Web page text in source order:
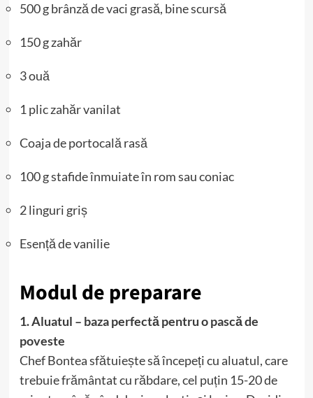
500 g brânză de vaci grasă, bine scursă
150 g zahăr
3 ouă
1 plic zahăr vanilat
Coaja de portocală rasă
100 g stafide înmuiate în rom sau coniac
2 linguri griș
Esență de vanilie
Modul de preparare
1. Aluatul – baza perfectă pentru o pască de
poveste
Chef Bontea sfătuiește să începeți cu aluatul, care
trebuie frământat cu răbdare, cel puțin 15-20 de